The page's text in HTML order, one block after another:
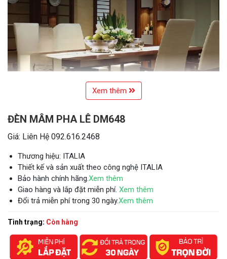
Xem thêm
ĐÈN MÂM PHA LÊ DM648
Giá: Liên Hệ 092.616.2468
Thương hiệu: ITALIA
Thiết kế và sản xuất theo công nghệ ITALIA
Bảo hành chính hãng.Xem thêm
Giao hàng và lắp đặt miễn phí. Xem thêm
Đổi trả miễn phí trong 30 ngày.Xem thêm
Tình trạng: Còn hàng